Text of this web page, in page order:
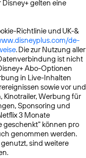
Disney+ gelten eine
Richtlinie und UK-&
de-
. Die zur Nutzung aller
ist nicht
Abo-Optionen
in Live-Inhalten
sowie vor und
Kinotrailer, Werbung für
Sponsoring und
3 Monate
geschenkt" können pro
genommen werden.
sind weitere